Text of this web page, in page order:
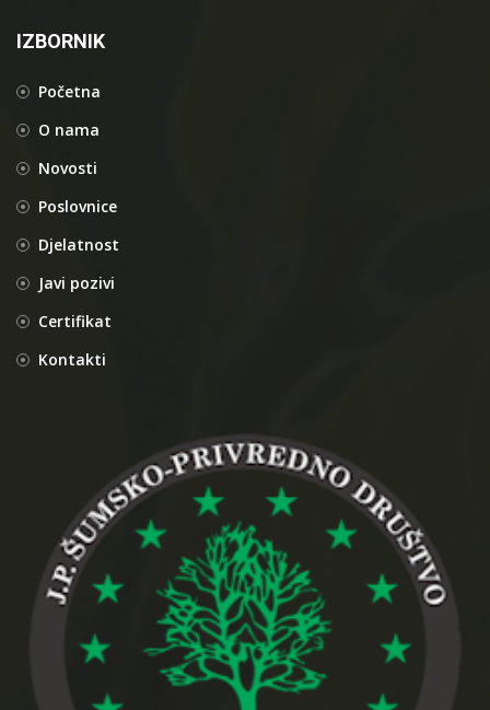
IZBORNIK
Početna
O nama
Novosti
Poslovnice
Djelatnost
Javi pozivi
Certifikat
Kontakti